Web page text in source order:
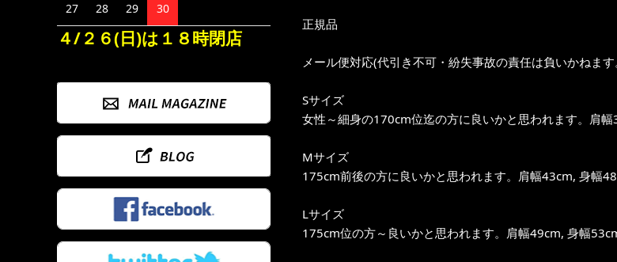
27 28 29 30
４/２６(日)は１８時閉店
正規品
メール便対応(代引き不可・紛失事故の責任は負いかねます
Sサイズ
女性～細身の170cm位迄の方に良いかと思われます。肩
Mサイズ
175cm前後の方に良いかと思われます。肩幅43cm, 身幅
Lサイズ
175cm位の方～良いかと思われます。肩幅49cm, 身幅